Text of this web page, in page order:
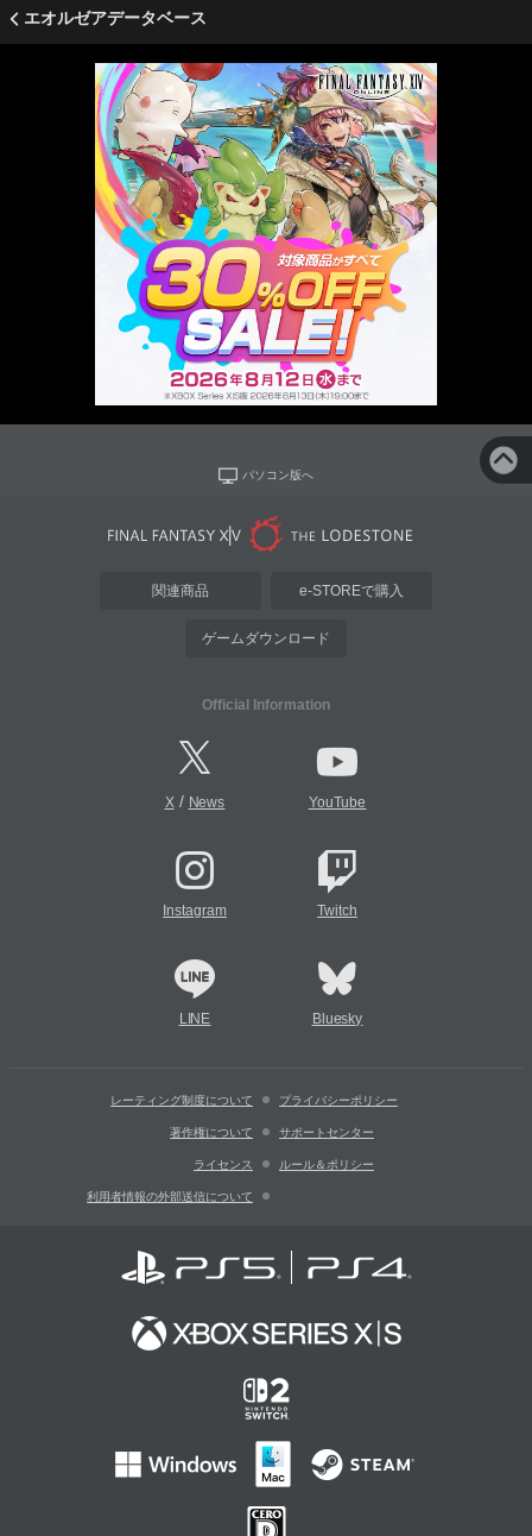
エオルゼアデータベース
パソコン版へ
関連商品 e-STOREで購入
ゲームダウンロード
Official Information
X/ News YouTube
Instagram Twitch
LINE Bluesky
レーティング制度について プライバシーポリシー
著作権について サポートセンター
ライセンス ルール＆ポリシー
利用者情報の外部送信について